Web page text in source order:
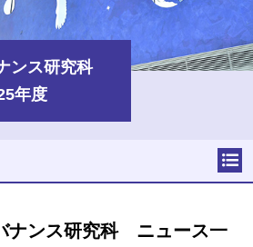
ンス研究科
年度
ナンス研究科 ニュース一